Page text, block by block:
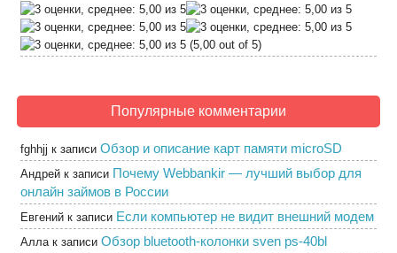
(5,00 out of 5)
Популярные комментарии
fghhjj к записи Обзор и описание карт памяти microSD
Андрей к записи Почему Webbankir — лучший выбор для
онлайн займов в России
Евгений к записи Если компьютер не видит внешний модем
Аллак записи Обзор bluetooth-колонки sven ps-40bl